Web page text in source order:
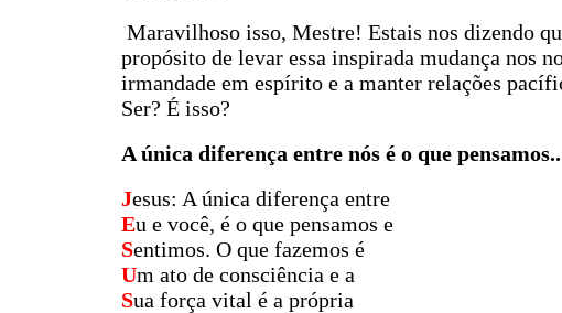
Maravilhoso isso, Mestre! Estais nos dizendo
propósito de levar essa inspirada mudança nos
irmandade em espírito e a manter relações
Ser? É isso?
A única diferença entre nós é o que
Jesus: A única diferença entre
Eu e você, é o que pensamos e
Sentimos. O que fazemos é
Um ato de consciência e a
Sua força vital é a própria